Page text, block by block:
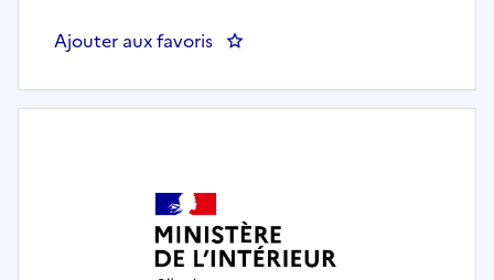
Ajouter aux favoris : DEPAFI 75 CHEF / CHEFFE